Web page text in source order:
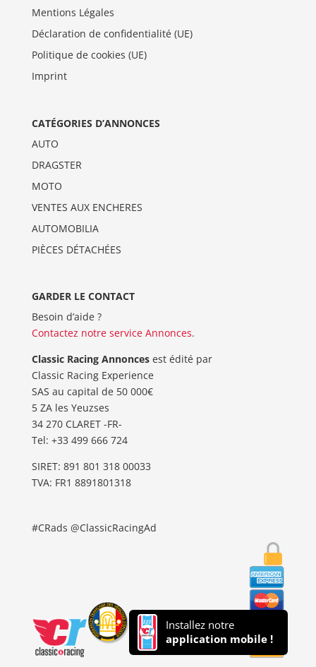
Mentions Légales
Déclaration de confidentialité (UE)
Politique de cookies (UE)
Imprint
CATÉGORIES D’ANNONCES
AUTO
DRAGSTER
MOTO
VENTES AUX ENCHERES
AUTOMOBILIA
PIÈCES DÉTACHÉES
GARDER LE CONTACT
Besoin d’aide ?
Contactez notre service Annonces.
Classic Racing Annoncesest édité par
Classic Racing Experience
SAS au capital de 50 000€
5 ZA les Yeuzses
34 270 CLARET -FR-
Tel: ‭+33 499 666 724‬
SIRET: 891 801 318 00033
TVA: FR1 8891801318
#CRads @ClassicRacingAd
Installez notre
application mobile !